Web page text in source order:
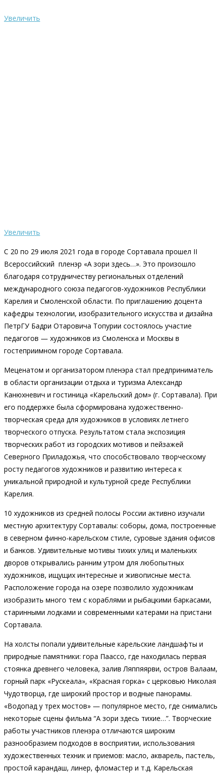
Увеличить
Увеличить
С 20 по 29 июля 2021 года в городе Сортавала прошел II
Всероссийский пленэр «А зори здесь…». Это произошло
благодаря сотрудничеству региональных отделений
международного союза педагогов-художников Республики
Карелия и Смоленской области. По приглашению доцента
кафедры технологии, изобразительного искусства и дизайна
ПетрГУ Бадри Отаровича Топурии состоялось участие
педагогов — художников из Смоленска и Москвы в
гостеприимном городе Сортавала.
Меценатом и организатором пленэра стал предприниматель
в области организации отдыха и туризма Александр
Канюхневич и гостиница «Карельский дом» (г. Сортавала). При
его поддержке была сформирована художественно-
творческая среда для художников в условиях летнего
творческого отпуска. Результатом стала экспозиция
творческих работ из городских мотивов и пейзажей
Северного Приладожья, что способствовало творческому
росту педагогов художников и развитию интереса к
уникальной природной и культурной среде Республики
Карелия.
10 художников из средней полосы России активно изучали
местную архитектуру Сортавалы: соборы, дома, построенные
в северном финно-карельском стиле, суровые здания офисов
и банков. Удивительные мотивы тихих улиц и маленьких
дворов открывались ранним утром для любопытных
художников, ищущих интересные и живописные места.
Расположение города на озере позволило художникам
изобразить много тем с кораблями и рыбацкими баркасами,
старинными лодками и современными катерами на пристани
Сортавала.
На холсты попали удивительные карельские ландшафты и
природные памятники: гора Паассо, где находилась первая
стоянка древнего человека, залив Ляппяярви, остров Валаам,
горный парк «Рускеала», «Красная горка» с церковью Николая
Чудотворца, где широкий простор и водные панорамы.
«Водопад у трех мостов» — популярное место, где снимались
некоторые сцены фильма “А зори здесь тихие…”. Творческие
работы участников пленэра отличаются широким
разнообразием подходов в восприятии, использования
художественных техник и приемов: масло, акварель, пастель,
простой карандаш, линер, фломастер и т.д. Карельская